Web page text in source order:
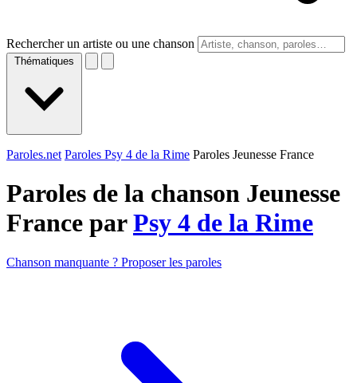
Rechercher un artiste ou une chanson
Thématiques
Paroles.net Paroles Psy 4 de la Rime Paroles Jeunesse France
Paroles de la chanson Jeunesse
France parPsy 4 de la Rime
Chanson manquante ? Proposer les paroles